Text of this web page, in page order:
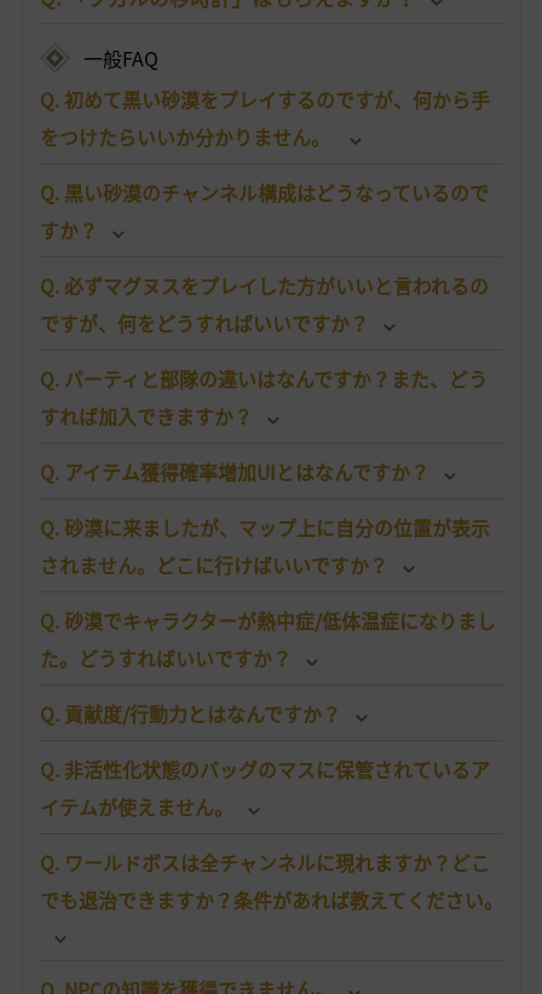
一般FAQ
Q. 初めて黒い砂漠をプレイするのですが、何から手
をつけたらいいか分かりません。
Q. 黒い砂漠のチャンネル構成はどうなっているので
すか？
Q. 必ずマグヌスをプレイした方がいいと言われるの
ですが、何をどうすればいいですか？
Q. パーティと部隊の違いはなんですか？また、どう
すれば加入できますか？
Q. アイテム獲得確率増加UIとはなんですか？
Q. 砂漠に来ましたが、マップ上に自分の位置が表示
されません。どこに行けばいいですか？
Q. 砂漠でキャラクターが熱中症/低体温症になりまし
た。どうすればいいですか？
Q. 貢献度/行動力とはなんですか？
Q. 非活性化状態のバッグのマスに保管されているア
イテムが使えません。
Q. ワールドボスは全チャンネルに現れますか？どこ
でも退治できますか？条件があれば教えてください。